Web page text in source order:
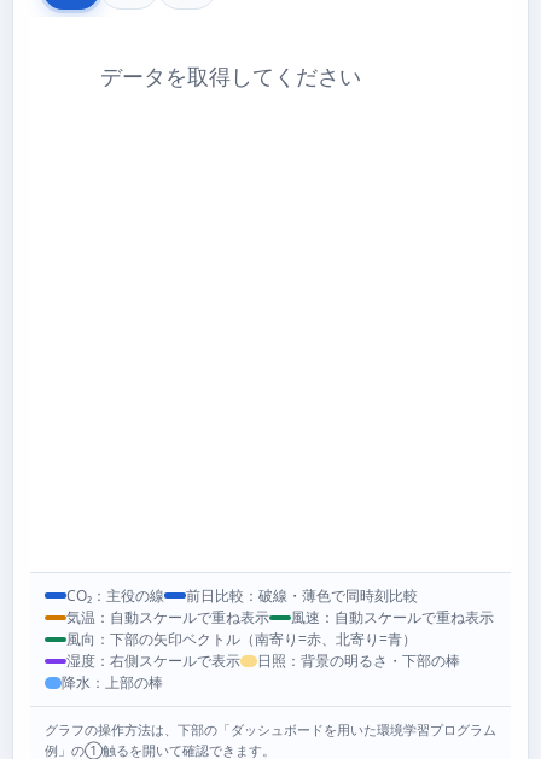
CO₂：主役の線
前日比較：破線・薄色で同時刻比較
気温：自動スケールで重ね表示
風速：自動スケールで重ね表示
風向：下部の矢印ベクトル（南寄り=赤、北寄り=青）
湿度：右側スケールで表示
日照：背景の明るさ・下部の棒
降水：上部の棒
グラフの操作方法は、下部の「ダッシュボードを用いた環境学習プログラム
例」の①触るを開いて確認できます。